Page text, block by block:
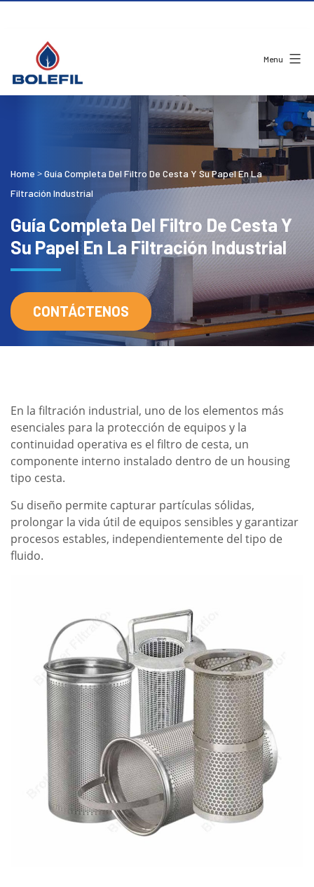
Menu
Home >Guía Completa Del Filtro De Cesta Y Su Papel En La
Filtración Industrial
Guía Completa Del Filtro De Cesta Y
Su Papel En La Filtración Industrial
CONTÁCTENOS
En la filtración industrial, uno de los elementos más
esenciales para la protección de equipos y la
continuidad operativa es el filtro de cesta, un
componente interno instalado dentro de un housing
tipo cesta.
Su diseño permite capturar partículas sólidas,
prolongar la vida útil de equipos sensibles y garantizar
procesos estables, independientemente del tipo de
fluido.